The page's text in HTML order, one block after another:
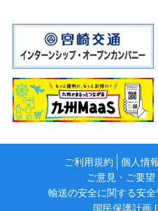
ご利用規約 個人情
ご意見・ご要
輸送の安全に関する安
国民保護計画